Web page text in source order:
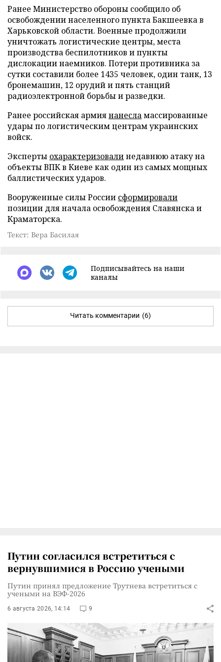
Ранее Министерство обороны сообщило об
освобождении населенного пункта Бакшеевка в
Харьковской области. Военные продолжили
уничтожать логистические центры, места
производства беспилотников и пункты
дислокации наемников. Потери противника за
сутки составили более 1435 человек, один танк, 13
бронемашин, 12 орудий и пять станций
радиоэлектронной борьбы и разведки.
Ранее российская армиянанесламассированные
удары по логистическим центрам украинских
войск.
Эксперты охарактеризовалинедавнюю атаку на
объекты ВПК в Киеве как один из самых мощных
баллистических ударов.
Вооруженные силы России сформировали
позиции для начала освобождения Славянска и
Краматорска.
Текст: Вера Басилая
Подписывайтесь на наши
каналы
Читать комментарии (6)
Путин согласился встретиться с
вернувшимися в Россию учеными
Путин принял предложение Трутнева встретиться с
учеными на ВЭФ-2026
6 августа 2026, 14:14 9